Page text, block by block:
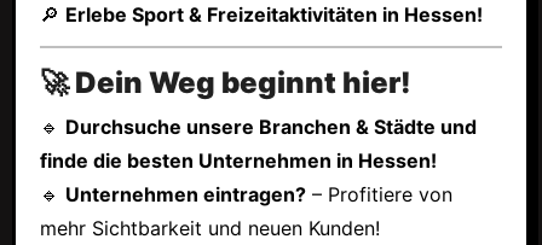
🔎 Erlebe Sport & Freizeitaktivitäten in Hessen!
🚀 Dein Weg beginnt hier!
🔹 Durchsuche unsere Branchen & Städte und
finde die besten Unternehmen in Hessen!
🔹 Unternehmen eintragen?– Profitiere von
mehr Sichtbarkeit und neuen Kunden!